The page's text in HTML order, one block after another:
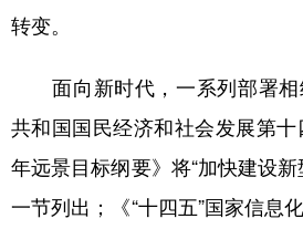
转变。
面向新时代，一系列部署相
共和国国民经济和社会发展第
年远景目标纲要》将“加快建设
一节列出；《“十四五”国家信息